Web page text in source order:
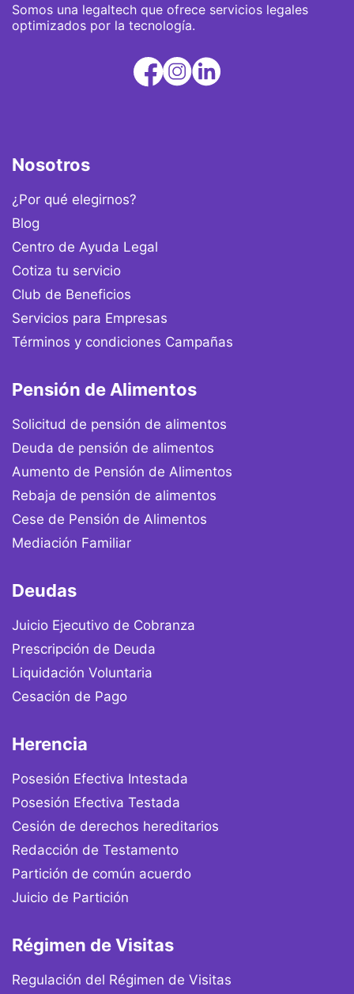
Somos una legaltech que ofrece servicios legales
optimizados por la tecnología.
Nosotros
¿Por qué elegirnos?
Blog
Centro de Ayuda Legal
Cotiza tu servicio
Club de Beneficios
Servicios para Empresas
Términos y condiciones Campañas
Pensión de Alimentos
Solicitud de pensión de alimentos
Deuda de pensión de alimentos
Aumento de Pensión de Alimentos
Rebaja de pensión de alimentos
Cese de Pensión de Alimentos
Mediación Familiar
Deudas
Juicio Ejecutivo de Cobranza
Prescripción de Deuda
Liquidación Voluntaria
Cesación de Pago
Herencia
Posesión Efectiva Intestada
Posesión Efectiva Testada
Cesión de derechos hereditarios
Redacción de Testamento
Partición de común acuerdo
Juicio de Partición
Régimen de Visitas
Regulación del Régimen de Visitas